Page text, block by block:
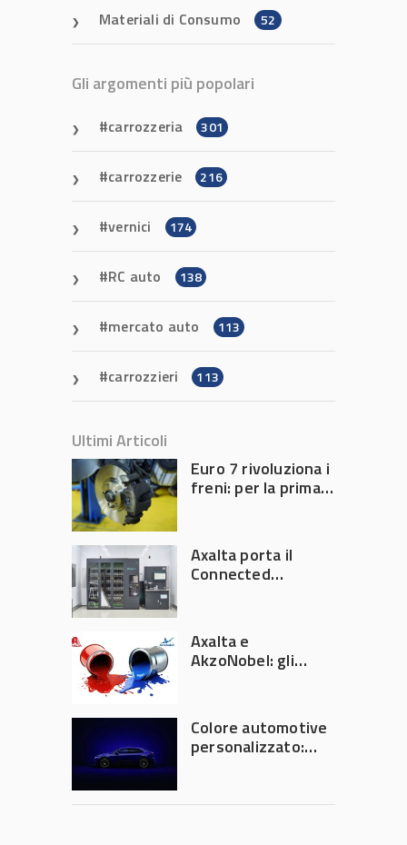
Materiali di Consumo 52
Gli argomenti più popolari
carrozzeria 301
carrozzerie 216
vernici 174
RC auto 138
mercato auto 113
carrozzieri 113
Ultimi Articoli
Euro 7 rivoluziona i
freni: per la prima
generate dalla
frenata
Axalta porta il
Connected
Automechanika
Frankfurt 2026
Axalta e
AkzoNobel: gli
Colore automotive
personalizzato:
diventa ingegneria